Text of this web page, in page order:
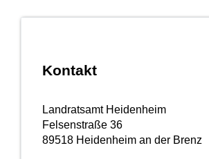
Kontakt
Landratsamt Heidenheim
Felsenstraße 36
89518 Heidenheim an der Brenz